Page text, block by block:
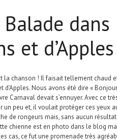
dans
et d’Apples
chanson ! Il faisait tellement chaud
Nous avons été dire «
Carnaval devait s’ennuyer. Avec ce
peu et, il voulait protéger ces yeux
de rongeurs mais, sans aucun
chienne est en photo dans le blog
cas, ce fut une promenade très